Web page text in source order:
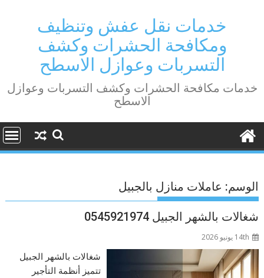
خدمات نقل عفش وتنظيف
ومكافحة الحشرات وكشف
التسربات وعوازل الاسطح
خدمات مكافحة الحشرات وكشف التسربات وعوازل
الاسطح
الوسم: عاملات منازل بالجبيل
شغالات بالشهر الجبيل 0545921974
14th يونيو 2026
شغالات بالشهر الجبيل
تتميز أنظمة التأجير